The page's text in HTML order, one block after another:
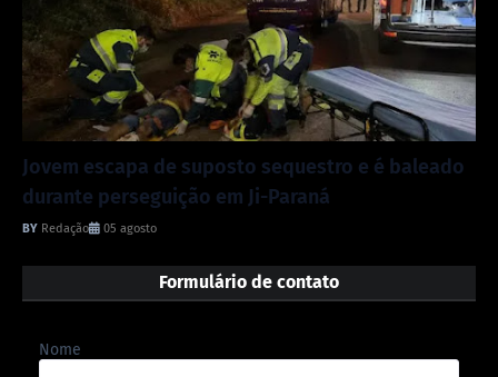
Jovem escapa de suposto sequestro e é baleado
durante perseguição em Ji-Paraná
Redação 05 agosto
Formulário de contato
Nome